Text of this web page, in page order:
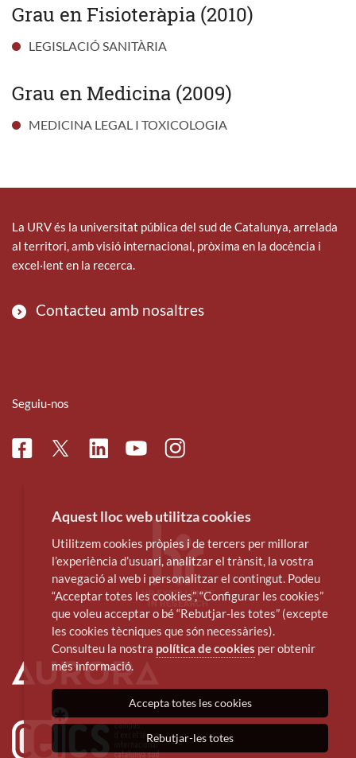
Grau en Fisioteràpia (2010)
LEGISLACIÓ SANITÀRIA
Grau en Medicina (2009)
MEDICINA LEGAL I TOXICOLOGIA
La URV és la universitat pública del sud de Catalunya, arrelada
al territori, amb visió internacional, pròxima en la docència i
excel·lent en la recerca.
Contacteu amb nosaltres
Seguiu-nos
FacebookTwitterLinkedinYoutubeInstagram
Aquest lloc web utilitza cookies
Utilitzem cookies pròpies i de tercers per millorar
l’experiència d’usuari, analitzar el trànsit, la vostra
navegació al web i personalitzar el contingut. Podeu
“Acceptar totes les cookies”, “Configurar les cookies”
que voleu acceptar o bé “Rebutjar-les totes” (excepte
les cookies tècniques que són necessàries).
Consulteu la nostra política de cookies per obtenir
més informació.
Accepta totes les cookies
Rebutjar-les totes